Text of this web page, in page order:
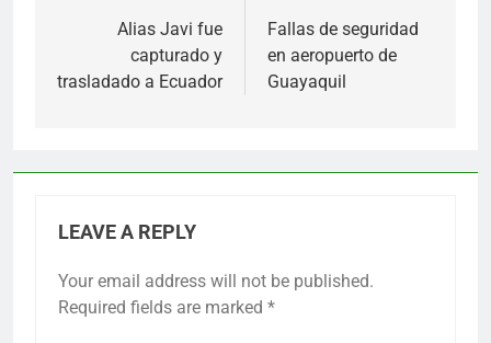
navigation
Alias Javi fue
capturado y
trasladado a Ecuador
Fallas de seguridad
en aeropuerto de
Guayaquil
LEAVE A REPLY
Your email address will not be published.
Required fields are marked *